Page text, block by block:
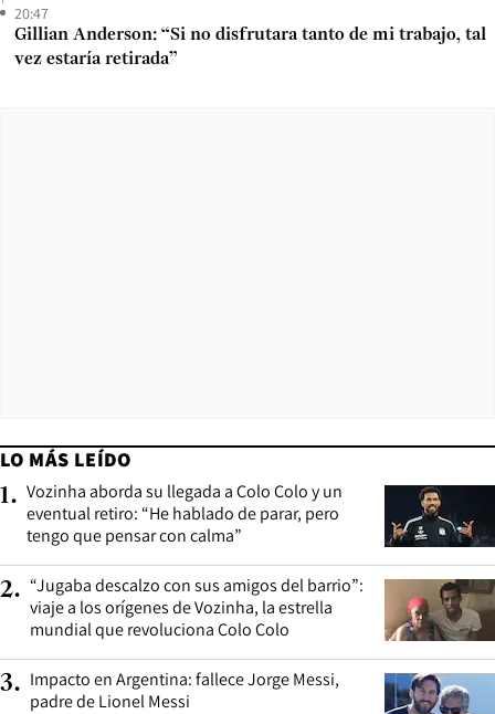
20:47
Gillian Anderson: “Si no disfrutara tanto de mi trabajo, tal
vez estaría retirada”
LO MÁS LEÍDO
1. Vozinha aborda su llegada a Colo Colo y un
eventual retiro: “He hablado de parar, pero
tengo que pensar con calma”
2. “Jugaba descalzo con sus amigos del barrio”:
viaje a los orígenes de Vozinha, la estrella
mundial que revoluciona Colo Colo
3. Impacto en Argentina: fallece Jorge Messi,
padre de Lionel Messi